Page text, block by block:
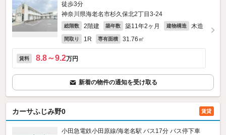
徒歩3分
神奈川県海老名市杉久保北2丁目3-24
総階数 2階建 築年数 築11年2ヶ月 建物構造 木造
間取り 1R 専有面積 31.76㎡
賃料 8.8～9.2万円
新着の物件の通知を受け取る
カーサふじみ野0 賃貸
小田急電鉄小田原線/海老名駅 バス17分 バス停下車